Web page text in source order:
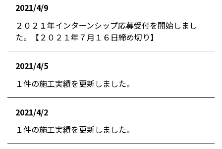
2021/4/9
お知らせ
２０２１年インターンシップ応募受付を開始しまし
た。【２０２１年７月１６日締め切り】
2021/4/5
お知らせ
１件の施工実績を更新しました。
2021/4/2
お知らせ
１件の施工実績を更新しました。